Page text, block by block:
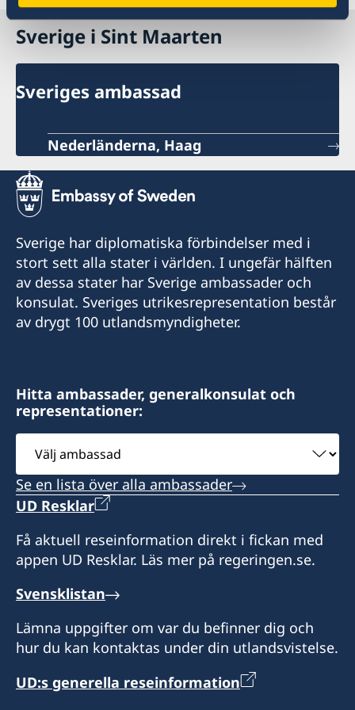
Sverige i Sint Maarten
Sveriges ambassad
Nederländerna, Haag
Sverige har diplomatiska förbindelser med i
stort sett alla stater i världen. I ungefär hälften
av dessa stater har Sverige ambassader och
konsulat. Sveriges utrikesrepresentation består
av drygt 100 utlandsmyndigheter.
Hitta ambassader, generalkonsulat och
representationer:
Välj
ambassad
Se en lista över alla ambassader
UD Resklar
Få aktuell reseinformation direkt i fickan med
appen UD Resklar. Läs mer på regeringen.se.
Svensklistan
Lämna uppgifter om var du befinner dig och
hur du kan kontaktas under din utlandsvistelse.
UD:s generella reseinformation